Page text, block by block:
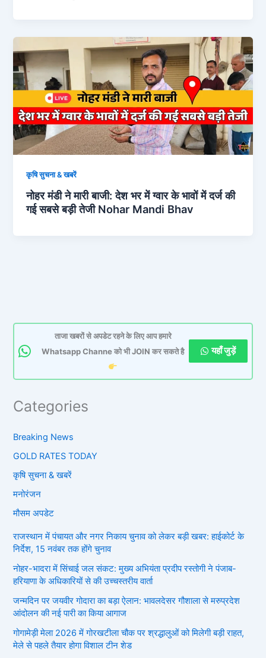
कृषि सुचना & खबरें
नोहर मंडी ने मारी बाजी: देश भर में ग्वार के भावों में दर्ज की
गई सबसे बड़ी तेजी Nohar Mandi Bhav
ताजा खबरों से अपडेट रहने के लिए आप हमारे
Whatsapp Channe को भी JOIN कर सकते है
यहाँ जुड़ें
Categories
Breaking News
GOLD RATES TODAY
कृषि सुचना & खबरें
मनोरंजन
मौसम अपडेट
राजस्थान में पंचायत और नगर निकाय चुनाव को लेकर बड़ी खबर: हाईकोर्ट के
निर्देश, 15 नवंबर तक होंगे चुनाव
नोहर-भादरा में सिंचाई जल संकट: मुख्य अभियंता प्रदीप रस्तोगी ने पंजाब-
हरियाणा के अधिकारियों से की उच्चस्तरीय वार्ता
जन्मदिन पर जयवीर गोदारा का बड़ा ऐलान: भावलदेसर गौशाला से मरुप्रदेश
आंदोलन की नई पारी का किया आगाज
गोगामेड़ी मेला 2026 में गोरखटीला चौक पर श्रद्धालुओं को मिलेगी बड़ी राहत,
मेले से पहले तैयार होगा विशाल टीन शेड